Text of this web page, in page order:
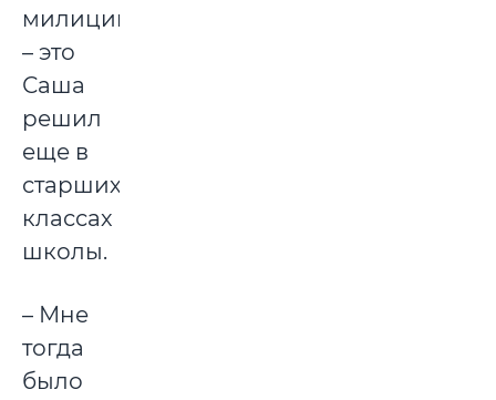
милиции
– это
Саша
решил
еще в
старших
классах
школы.
– Мне
тогда
было